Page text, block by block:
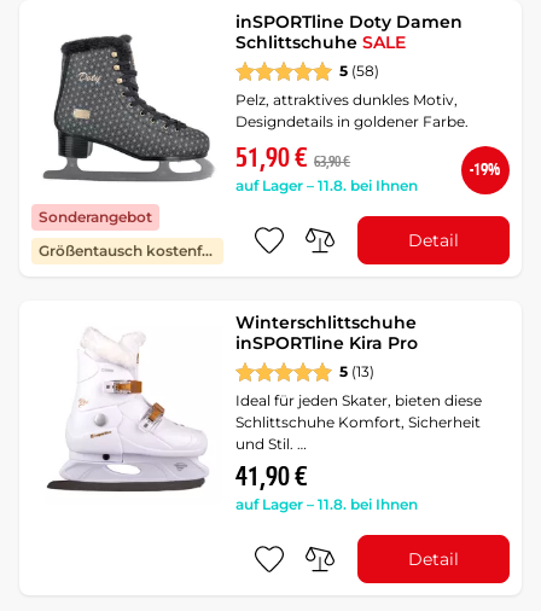
Sonderangebot
Größentausch kostenfrei
inSPORTline Doty Damen
SchlittschuheSALE
5 (58)
Pelz, attraktives dunkles Motiv,
Designdetails in goldener Farbe.
51,90 € 63,90 €
auf Lager – 11.8. bei Ihnen
-19%
Detail
Winterschlittschuhe
inSPORTline Kira Pro
5 (13)
Ideal für jeden Skater, bieten diese
Schlittschuhe Komfort, Sicherheit
und Stil. …
41,90 €
auf Lager – 11.8. bei Ihnen
Detail